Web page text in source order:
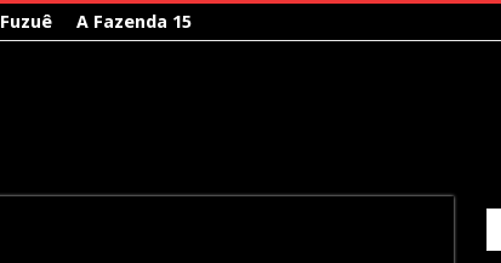
Fuzuê A Fazenda 15